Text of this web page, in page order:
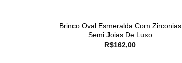
Brinco Oval Esmeralda Com Zirconias
Semi Joias De Luxo
R$162,00